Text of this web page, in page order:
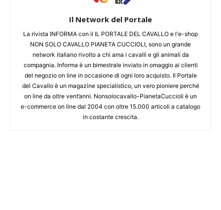
Il Network del Portale
La rivista INFORMA con il IL PORTALE DEL CAVALLO e l'e-shop
NON SOLO CAVALLO PIANETA CUCCIOLI, sono un grande
network italiano rivolto a chi ama i cavalli e gli animali da
compagnia. Informa è un bimestrale inviato in omaggio ai clienti
del negozio on line in occasione di ogni loro acquisto. Il Portale
del Cavallo è un magazine specialistico, un vero pioniere perché
on line da oltre vent’anni. Nonsolocavallo-PianetaCuccioli è un
e-commerce on line dal 2004 con oltre 15.000 articoli a catalogo
in costante crescita.